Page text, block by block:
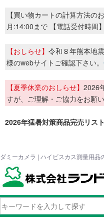
【買い物カートの計算方法の
月:14:00まで 【電話受付時間
【おしらせ】 令和８年熊本地
様のwebサイトご確認下さい。
【夏季休業のおしらせ】 2026
すが、ご理解・ご協力をお願い
2026年猛暑対策商品完売リスト
ダミーカメラ | ハイビスカス測量用品